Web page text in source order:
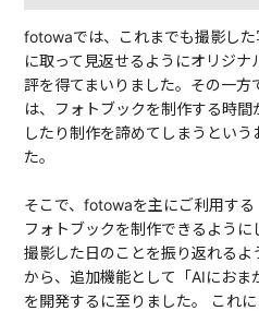
fotowaでは、これまでも撮影し
に取って見返せるようにオリジ
評を得てまいりました。その一方
は、フォトブックを制作する時
したり制作を諦めてしまうとい
た。
そこで、fotowaを主にご利用す
フォトブックを制作できるよう
撮影した日のことを振り返れる
から、追加機能として「AIにおま
を開発するに至りました。 これ